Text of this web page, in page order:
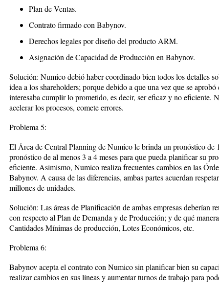
Plan de Ventas.
Contrato firmado con Babynov.
Derechos legales por diseño del producto ARM.
Asignación de Capacidad de Producción en Babynov.
Solución: Numico debió haber coordinado bien todos los detalles
idea a los shareholders; porque debido a que una vez que se
interesaba cumplir lo prometido, es decir, ser eficaz y no eficiente.
acelerar los procesos, comete errores.
Problema 5:
El Área de Central Planning de Numico le brinda un pronóstico de
pronóstico de al menos 3 a 4 meses para que pueda planificar su
eficiente. Asimismo, Numico realiza frecuentes cambios en las
Babynov. A causa de las diferencias, ambas partes acuerdan
millones de unidades.
Solución: Las áreas de Planificación de ambas empresas deberían
con respecto al Plan de Demanda y de Producción; y de qué
Cantidades Mínimas de producción, Lotes Económicos, etc.
Problema 6:
Babynov acepta el contrato con Numico sin planificar bien su
realizar cambios en sus líneas y aumentar turnos de trabajo para